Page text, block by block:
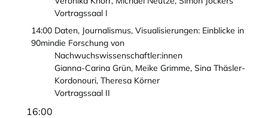
Vortragssaal I
14:00
90min
Daten, Journalismus, Visualisierungen: Einblicke in
die Forschung von
Nachwuchswissenschaftler:innen
Gianna-Carina Grün, Meike Grimme, Sina Thäsler-
Kordonouri, Theresa Körner
Vortragssaal II
16:00